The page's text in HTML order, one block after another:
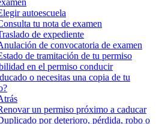
autoescuela
tu nota de examen
de expediente
de convocatoria de examen
de tramitación de tu permiso
en el permiso conducir
o necesitas una copia de tu
un permiso próximo a caducar
por deterioro, pérdida, robo o